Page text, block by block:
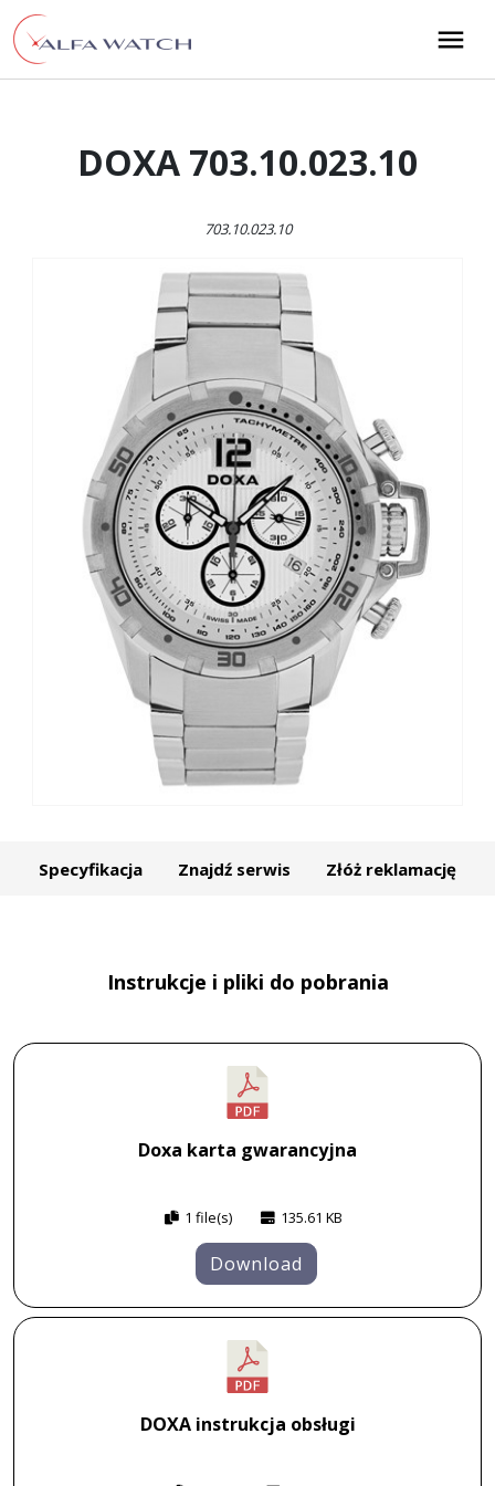
Przejdź do treści
Main Navigation
DOXA 703.10.023.10
703.10.023.10
Specyfikacja Znajdź serwis Złóż reklamację
Instrukcje i pliki do pobrania
Doxa karta gwarancyjna
1 file(s) 135.61 KB
Download
DOXA instrukcja obsługi